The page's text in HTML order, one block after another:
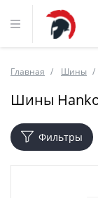
Главная Шины
Шины
Фильтры